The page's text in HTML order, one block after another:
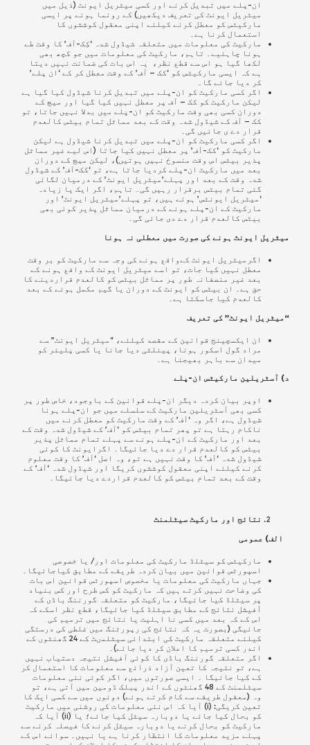
ان-پلے میں تبدیل کرنے اور کسی میٹریل ایونٹ (ذیل میں
میٹریل ایونٹ کی تعریف دیکھیں) کے رونما ہونے پر ایسی
مارکیٹس کو معطل کرنے کیلئے اپنی معقول کوششوں کا
استعمال کرنا ہے۔
مارکیٹ کی معلومات میں متعلقہ شیڈول شدہ ‘کِک-آف’ کا وقت طے
ہونا چاہئیے۔ تاہم، مارکیٹ کی معلومات میں جو کچھ بھی
لکھا گیا ہو اس سے قطع نظر، یہ اس بات کی ضمانت نہیں دیتا
ہے کہ ایسی مارکیٹس کو ‘کک – آف’ کے وقت معطل کر کے ‘ان پلے’
کر دیا جائے گا۔
اگر کسی مارکیٹ کو ان-پلے میں تبدیل کرنا شیڈول کیا گیا ہے
لیکن مارکیٹ کو کک – آف پر معطل نہیں کیا گیا اور میچ کے
دوران کسی بھی وقت مارکیٹ کو ان-پلے میں بدلا نہیں جاتا، تو
کک – آف کے شیڈول شدہ وقت کے بعد مماثل تمام بیٹس کالعدم
قرار دے ی جائیں گی۔
اگر کسی مارکیٹ کو ان-پلے میں تبدیل کرنا شیڈول ہے لیکن
مارکیٹ کو ‘کک-آف’ پر معطل نہیں کیا جاتا (اس لیے غیر
مماثل
پذیر بیٹس اس وقت منسوخ نہیں ہوتیں)، لیکن میچ کے دوران
بعد میں مارکیٹ ان-پلے کردیا جاتا ہے، تو ‘کک-آف’ کے شیڈول
شدہ وقت کے بعد اور پہلے’میٹریل ایونٹ’ کے درمیان لگائی
گئی تمام بیٹس برقرار رہیں گی۔ تاہم، اگر ایک یا زیادہ
‘میٹریل ایونٹس’ ہوئے ہیں، تو پہلے’میٹریل ایونٹ’ اور
مارکیٹ کے ان-پلے ہونے کے درمیان مماثل پذیر کوئی بھی
بیٹس کالعدم قرار دے دی جائی گی۔
میٹریل ایونٹ ہونے کی صورت میں معطلی نہ ہونا
اگرمیٹریل ایونٹ کےواقع ہونے کی وجہ سے مارکیٹ کو بر وقت
معطل نہیں کیا جات، تو اسے میٹریل ایونٹ کے واقع ہونے کے
بعد غیر منصفانہ طور پر
مماثل بیٹس کو کالعدم قراردینے کا
حق ہے۔ ان بیٹس کو ایونٹ کے دوران یا گیم مکمل ہونے کے بعد
کالعدم کیا جاسکتا ہے۔
“میٹریل ایونٹ” کی تعریف
ان ایکسچینج قوانین کے مقصد کیلئے، “میٹریل ایونٹ” سے
مراد گول اسکور ہونا، پینلٹی دیا جانا یا کسی پلیئر کو
میدان سے باہر بھیجنا ہے۔
د) آسٹریلین مارکیٹس ان-پلے
اوپر بیان کردہ دیگر ان-پلے قوانین کے باوجود، خاص طور پر
کسی بھی آسٹریلین مارکیٹ کے سلسلے میں جو ان-پلے ہونا
شیڈول ہے، اگر وہ ‘آف’ کے وقت مارکیٹ کو معطل کرنے میں
ناکام رہتا ہے تو پھر تمام بیٹس کو ‘آف’ کے شیڈول شدہ وقت کے
بعد اور مارکیٹ کے ان-پلے ہونے سے پہلے تمام مماثل پذیر
بیٹس کو کالعدم قرار دے دیا جائیگا۔ اگرایونٹ کا کوئی
شیڈول شدہ ‘آف’ کا وقت نہیں ہے تو، وہ اصل ‘آف’ کا وقت معلوم
کرنے کیلئے اپنی معقول کوششوں کریگا اور شیڈول شدہ ‘آف’ کے
وقت کے بعد تمام بیٹس کو کالعدم قراردے دیا جائیگا۔
نتائج اور مارکیٹ سیٹلمنٹ
الف) عمومی
مارکیٹس کو سیٹلڈ مارکیٹ کی معلومات اور/ یا خصوصی
اسپورٹس قوانین میں بیان کردہ طریقے کے مطابق کیاجائیگا۔
جہاں مارکیٹ کی معلومات یا مخصوص اسپورٹس قوانین اس بات
کی وضاحت نہیں کرتے ہیں کہ مارکیٹ کو کس طرح اور کس بنیاد
پر سیٹلڈ کیا جائیگا، مارکیٹ کو متعلقہ گورننگ باڈی کے
آفیشل نتائج کے مطابق سیٹلڈ کیا جائیگا، قطع نظر اسکے کہ
اس کے کہ بعد میں کسی نا اہلیت یا نتائج میں ترمیم کی
جائیگی (بصورت یہ کہ نتائج کی رپورٹنگ میں غلطی کی درستگی
کیلئے متعلقہ مارکیٹ کی ابتدائی سیٹلمںٹ کے 24 گھنٹوں کے
اندر کسی ترمیم کا اعلان کر دیا جائے)۔
اگر متعلقہ گورننگ باڈی کا کوئی آفیشل نتیجہ دستیاب نہیں
ہے، تو نتیجہ کا تعین آزاد ذرائع سے معلومات کا استعمال کر
کے کیا جائیگا ۔ ایسی صورتوں میں، اگر کوئی نئی معلومات
سیٹلمنٹ کے 48 گھنٹوں کے اندر پبلک ڈومین میں آتی ہے، تو
وہ (معقول طریقے سے کام کرتے ہوئے) دونوں میں سے کسی ایک کا
تعین کریگی: (i) آیا کہ اس نئی معلومات کی روشنی میں مارکیٹ
کو بحال کیا جائے یا دوبارہ سیٹل کیا جائے؛ یا (ii) آیا کہ
مارکیٹ کو بحال کرنے یا دوبارہ سیٹل کرنے کا فیصلہ کرنے سے
پہلے مزید معلومات کا انتظار کرنا ہے یا نہیں۔ سوائے اس کے